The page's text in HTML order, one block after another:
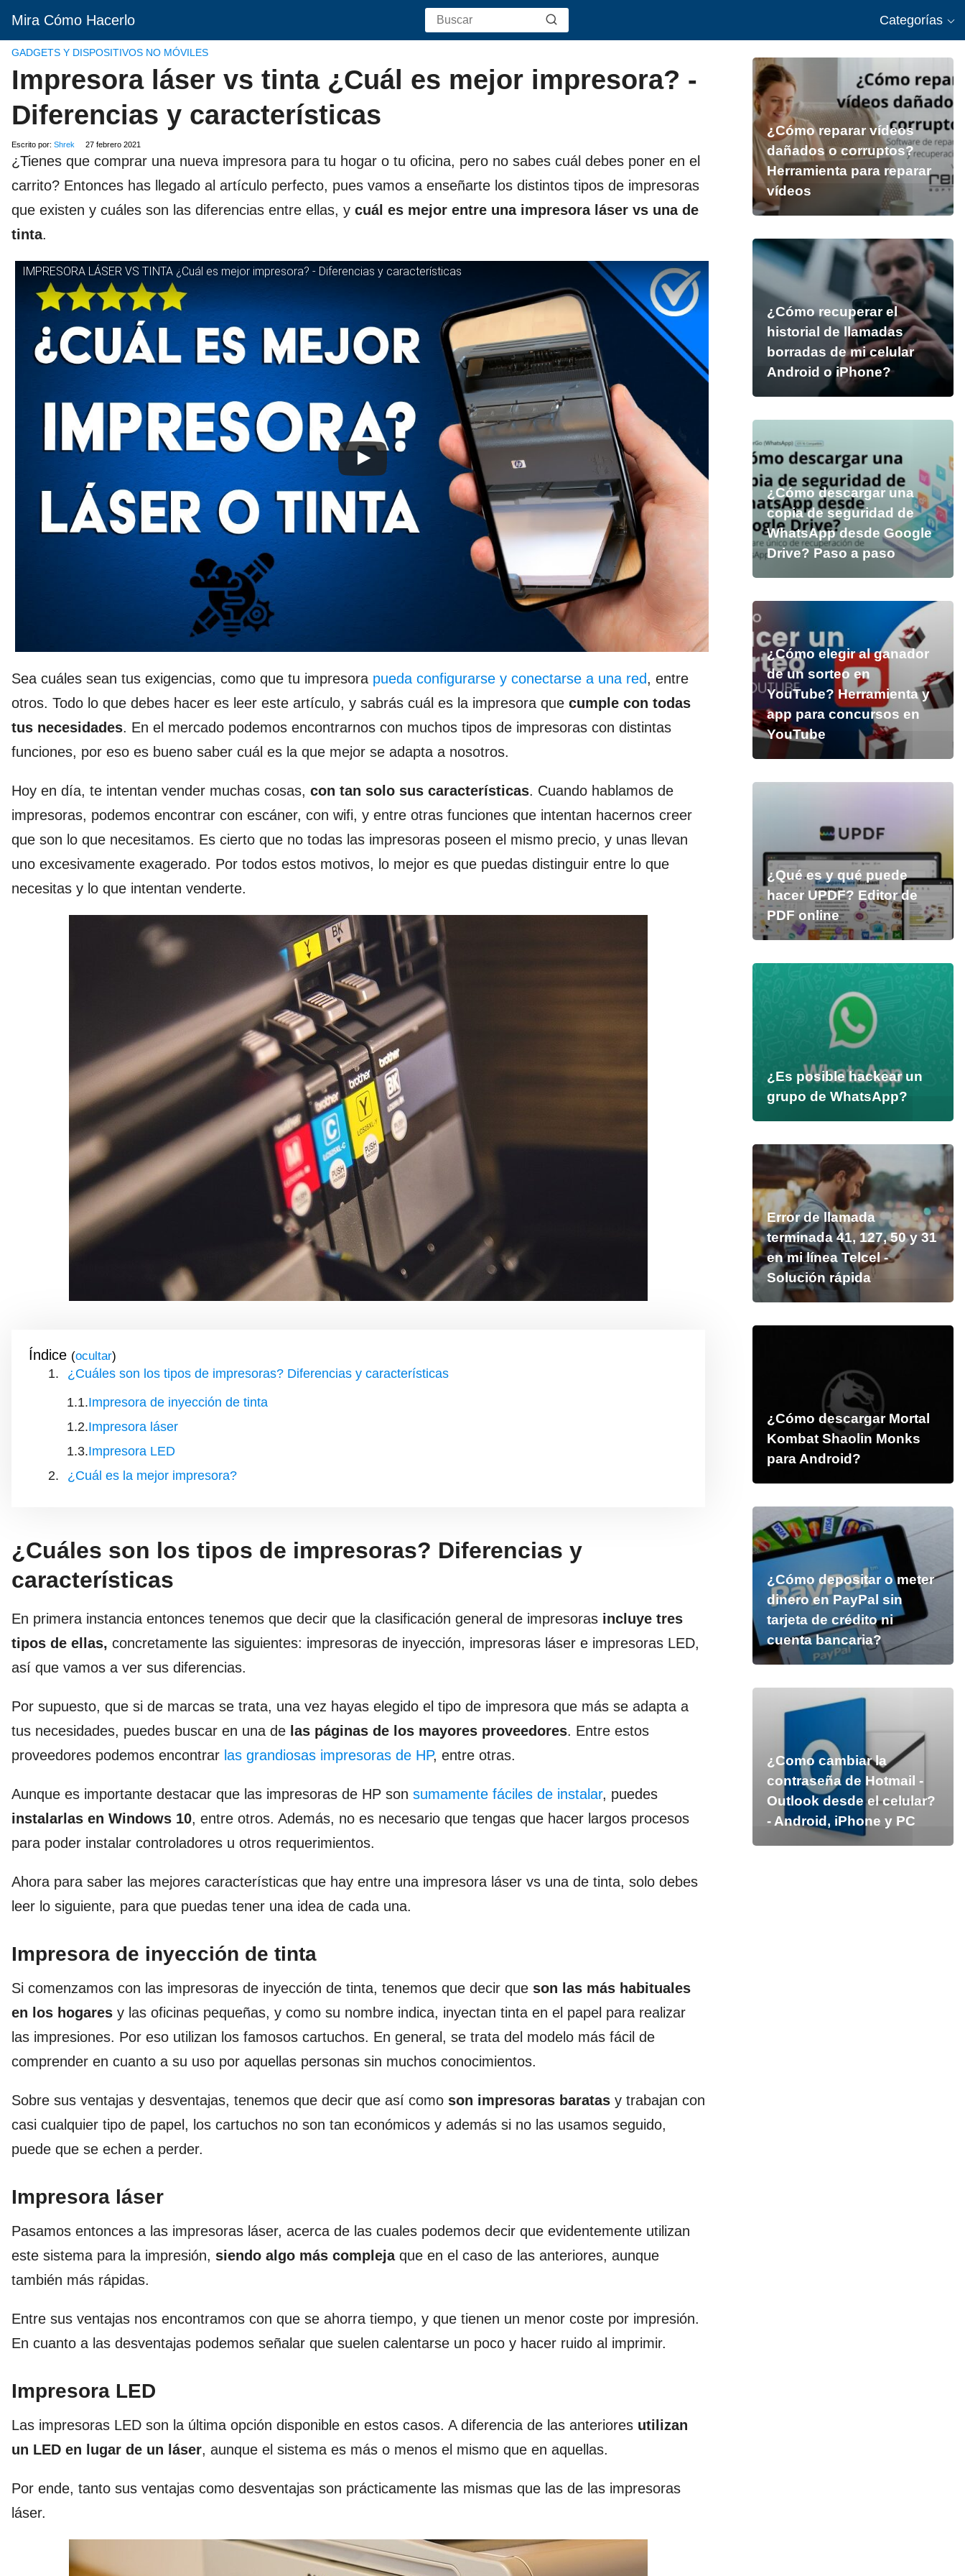
Mira Cómo Hacerlo Categorías
GADGETS Y DISPOSITIVOS NO MÓVILES
Impresora láser vs tinta ¿Cuál es mejor impresora? -
Diferencias y características
Escrito por: Shrek 27 febrero 2021
¿Tienes que comprar una nueva impresora para tu hogar o tu oficina, pero no sabes cuál debes poner en el
carrito? Entonces has llegado al artículo perfecto, pues vamos a enseñarte los distintos tipos de impresoras
que existen y cuáles son las diferencias entre ellas, y cuál es mejor entre una impresora láser vs una de
tinta.
IMPRESORA LÁSER VS TINTA ¿Cuál es mejor impresora? - Diferencias y características
Sea cuáles sean tus exigencias, como que tu impresora pueda configurarse y conectarse a una red, entre
otros. Todo lo que debes hacer es leer este artículo, y sabrás cuál es la impresora que cumple con todas
tus necesidades. En el mercado podemos encontrarnos con muchos tipos de impresoras con distintas
funciones, por eso es bueno saber cuál es la que mejor se adapta a nosotros.
Hoy en día, te intentan vender muchas cosas, con tan solo sus características. Cuando hablamos de
impresoras, podemos encontrar con escáner, con wifi, y entre otras funciones que intentan hacernos creer
que son lo que necesitamos. Es cierto que no todas las impresoras poseen el mismo precio, y unas llevan
uno excesivamente exagerado. Por todos estos motivos, lo mejor es que puedas distinguir entre lo que
necesitas y lo que intentan venderte.
Índice ( )
¿Cuáles son los tipos de impresoras? Diferencias y características
Impresora de inyección de tinta
Impresora láser
Impresora LED
¿Cuál es la mejor impresora?
¿Cuáles son los tipos de impresoras? Diferencias y
características
En primera instancia entonces tenemos que decir que la clasificación general de impresoras incluye tres
tipos de ellas, concretamente las siguientes: impresoras de inyección, impresoras láser e impresoras LED,
así que vamos a ver sus diferencias.
Por supuesto, que si de marcas se trata, una vez hayas elegido el tipo de impresora que más se adapta a
tus necesidades, puedes buscar en una de las páginas de los mayores proveedores. Entre estos
proveedores podemos encontrar las grandiosas impresoras de HP, entre otras.
Aunque es importante destacar que las impresoras de HP son sumamente fáciles de instalar, puedes
instalarlas en Windows 10, entre otros. Además, no es necesario que tengas que hacer largos procesos
para poder instalar controladores u otros requerimientos.
Ahora para saber las mejores características que hay entre una impresora láser vs una de tinta, solo debes
leer lo siguiente, para que puedas tener una idea de cada una.
Impresora de inyección de tinta
Si comenzamos con las impresoras de inyección de tinta, tenemos que decir que son las más habituales
en los hogares y las oficinas pequeñas, y como su nombre indica, inyectan tinta en el papel para realizar
las impresiones. Por eso utilizan los famosos cartuchos. En general, se trata del modelo más fácil de
comprender en cuanto a su uso por aquellas personas sin muchos conocimientos.
Sobre sus ventajas y desventajas, tenemos que decir que así como son impresoras baratas y trabajan con
casi cualquier tipo de papel, los cartuchos no son tan económicos y además si no las usamos seguido,
puede que se echen a perder.
Impresora láser
Pasamos entonces a las impresoras láser, acerca de las cuales podemos decir que evidentemente utilizan
este sistema para la impresión, siendo algo más complejaque en el caso de las anteriores, aunque
también más rápidas.
Entre sus ventajas nos encontramos con que se ahorra tiempo, y que tienen un menor coste por impresión.
En cuanto a las desventajas podemos señalar que suelen calentarse un poco y hacer ruido al imprimir.
Impresora LED
Las impresoras LED son la última opción disponible en estos casos. A diferencia de las anteriores utilizan
un LED en lugar de un láser, aunque el sistema es más o menos el mismo que en aquellas.
Por ende, tanto sus ventajas como desventajas son prácticamente las mismas que las de las impresoras
láser.
¿Cómo reparar vídeos
dañados o corruptos?
Herramienta para reparar
vídeos
¿Cómo recuperar el
historial de llamadas
borradas de mi celular
Android o iPhone?
¿Cómo descargar una
copia de seguridad de
WhatsApp desde Google
Drive? Paso a paso
¿Cómo elegir al ganador
de un sorteo en
YouTube? Herramienta y
app para concursos en
YouTube
¿Qué es y qué puede
hacer UPDF? Editor de
PDF online
¿Es posible hackear un
grupo de WhatsApp?
Error de llamada
terminada 41, 127, 50 y 31
en mi línea Telcel -
Solución rápida
¿Cómo descargar Mortal
Kombat Shaolin Monks
para Android?
¿Cómo depositar o meter
dinero en PayPal sin
tarjeta de crédito ni
cuenta bancaria?
¿Como cambiar la
contraseña de Hotmail -
Outlook desde el celular?
- Android, iPhone y PC